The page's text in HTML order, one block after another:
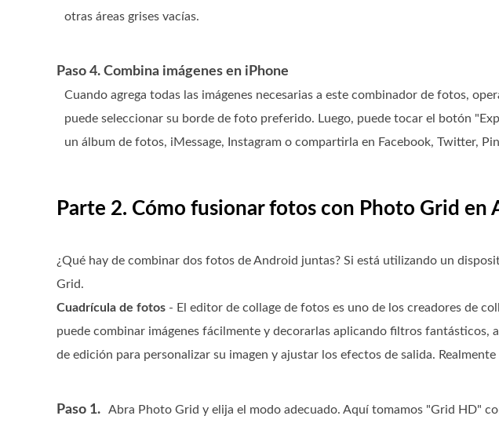
otras áreas grises vacías.
Paso 4. Combina imágenes en iPhone
Cuando agrega todas las imágenes necesarias a este combinador de fotos,
puede seleccionar su borde de foto preferido. Luego, puede tocar el botón
un álbum de fotos, iMessage, Instagram o compartirla en Facebook, Twitter,
Parte 2. Cómo fusionar fotos con Photo Grid en
¿Qué hay de combinar dos fotos de Android juntas? Si está utilizando un
Grid.
Cuadrícula de fotos - El editor de collage de fotos es uno de los creadores de
puede combinar imágenes fácilmente y decorarlas aplicando filtros
de edición para personalizar su imagen y ajustar los efectos de salida.
Paso 1. Abra Photo Grid y elija el modo adecuado. Aquí tomamos "Grid HD"